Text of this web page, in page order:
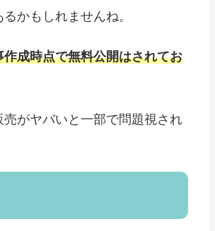
かもしれませんね。
作成時点で無料公開はされてお
がヤバいと一部で問題視され